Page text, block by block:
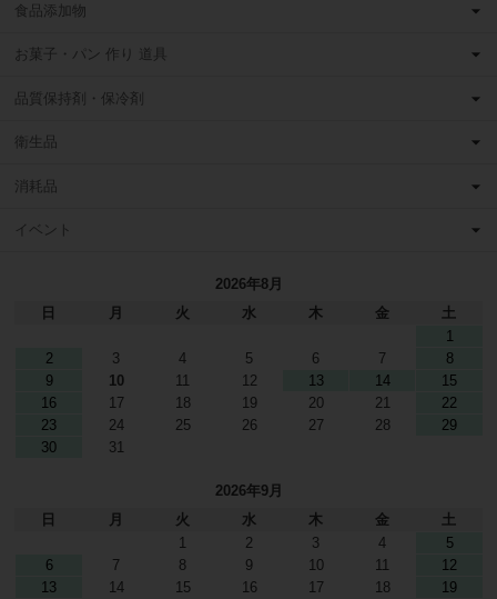
食品添加物
お菓子・パン 作り 道具
品質保持剤・保冷剤
衛生品
消耗品
イベント
2026年8月
日
月 火 水 木 金
土
1
2
3 4 5 6 7
8
9
10 11 12 13 14
15
16
17 18 19 20 21
22
23
24 25 26 27 28
29
30
31
2026年9月
日
月 火 水 木 金
土
1
2 3 4
5
6
7 8 9 10 11
12
13
14 15 16 17 18
19